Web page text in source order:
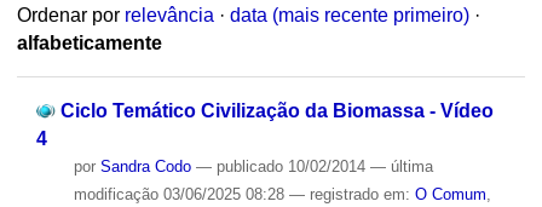
Ordenar por relevância · data (mais recente primeiro) ·
alfabeticamente
Ciclo Temático Civilização da Biomassa - Vídeo
4
por Sandra Codo — publicado10/02/2014 — última
modificação03/06/2025 08:28 — registrado em: O Comum